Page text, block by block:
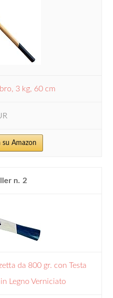
3 kg, 60 cm
su Amazon
2
da 800 gr. con Testa
Legno Verniciato